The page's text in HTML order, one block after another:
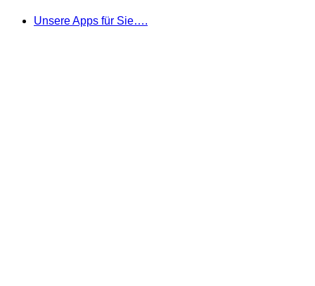
Unsere Apps für Sie….